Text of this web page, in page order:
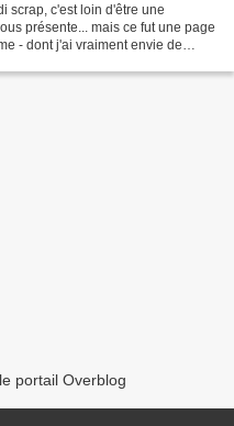
scrap, c'est loin d'être une
présente... mais ce fut une page
- dont j'ai vraiment envie de
portail Overblog